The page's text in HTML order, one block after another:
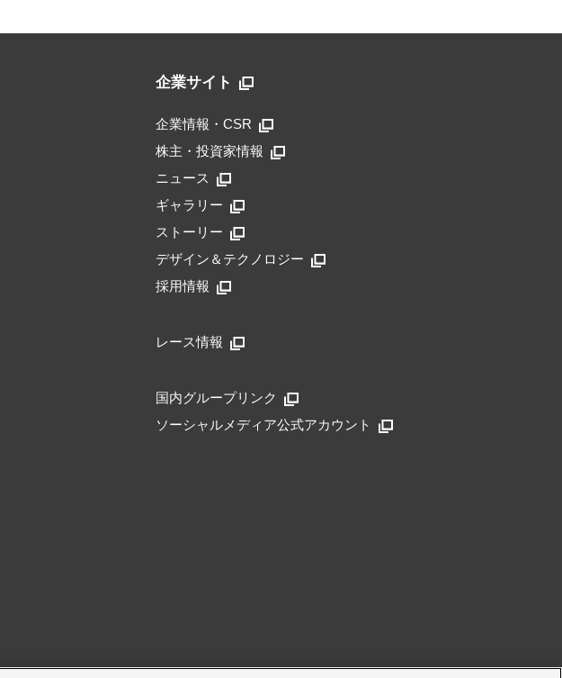
企業サイト
企業情報・CSR
株主・投資家情報
ニュース
ギャラリー
ストーリー
デザイン＆テクノロジー
採用情報
レース情報
国内グループリンク
ソーシャルメディア公式アカウント